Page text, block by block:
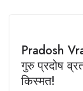
Pradosh
गुरु प्रदोष
किस्मत!